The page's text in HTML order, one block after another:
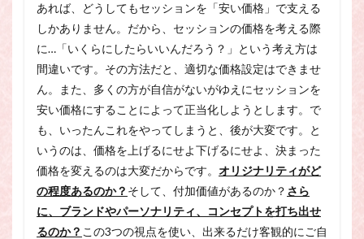
あれば、どうしてもセッションを「安い価格」で支える
しかありません。だから、セッションの価格を考える際
に…「いくらにしたらいいんだろう？」という考え方は
間違いです。その方法だと、適切な価格設定はできませ
ん。また、多くの方が自信がないがゆえにセッションを
安い価格にすることによって正当化しようとします。で
も、いったんこれをやってしまうと、後が大変です。と
いうのは、価格を上げるにせよ下げるにせよ、決まった
価格を変えるのは大変だからです。 オリジナリティがど
の程度あるのか？ そして、付加価値があるのか？ さら
に、ブランドやパーソナリティ、コンセプトを打ち出せ
るのか？ この3つの視点を使い、出来るだけ客観的にご自